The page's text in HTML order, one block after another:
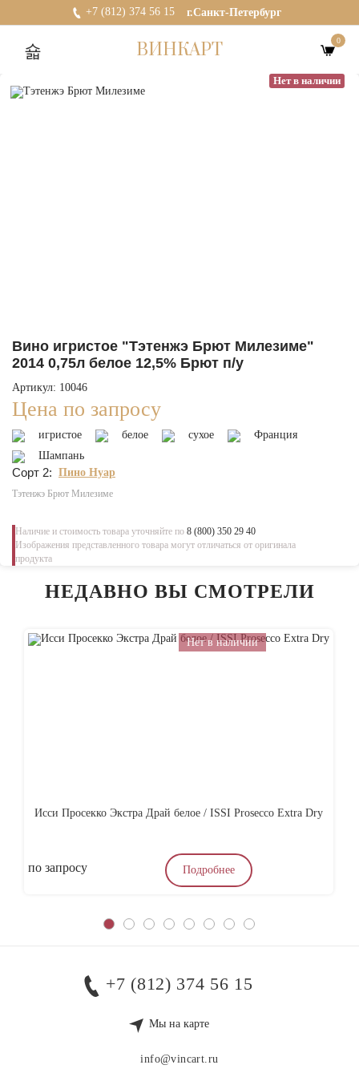
+7 (812) 374 56 15 г.Санкт-Петербург
ВИНКАРТ 0
Нет в наличии
Вино игристое "Тэтенжэ Брют Милезиме"
2014 0,75л белое 12,5% Брют п/у
Артикул: 10046
Цена по запросу
игристое белое сухое
Франция
Шампань
Сорт 2: Пино Нуар
Тэтенжэ Брют Милезиме
Наличие и стоимость товара уточняйте по 8 (800) 350 29 40
Изображения представленного товара могут отличаться от оригинала
продукта
НЕДАВНО ВЫ СМОТРЕЛИ
Нет в наличии
Исси Просекко Экстра Драй белое / ISSI Prosecco Extra Dry
по запросу Подробнее
+7 (812) 374 56 15
Мы на карте
info@vincart.ru